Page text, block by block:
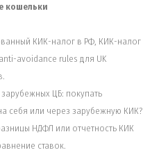
кошельки
КИК-налог в РФ, КИК-налог
avoidance rules для UK
ЦБ: покупать
себя или через зарубежную КИК?
НДФЛ или отчетность КИК
ставок.